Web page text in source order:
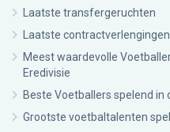
Laatste transfergeruchten
Laatste contractverlengingen
Meest waardevolle
Eredivisie
Beste Voetballers spelend in
Grootste voetbaltalenten